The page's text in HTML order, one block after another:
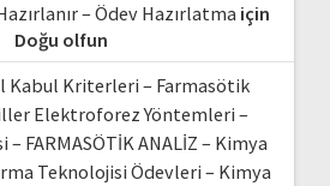
– Ödev Hazırlatma için
Doğu olfun
Kabul Kriterleri – Farmasötik
Elektroforez Yöntemleri –
FARMASÖTİK ANALİZ – Kimya
Teknolojisi Ödevleri – Kimya